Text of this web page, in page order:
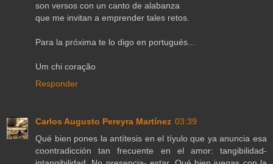
son versos con un canto de alabanza
que me invitan a emprender tales retos.
Para la próxima te lo digo en portugués...
Um chi coração
Responder
Carlos Augusto Pereyra Martínez 03:39
Qué bien pones la antítesis en el tíyulo que ya anuncia esa
coontradicción tan frecuente en el amor: tangibilidad-